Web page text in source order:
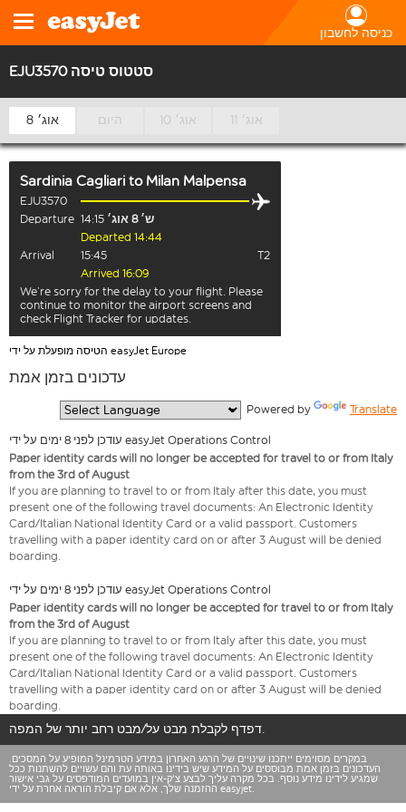
כניסה לחשבון
EJU3570 סטטוס טיסה
8 אוג׳ היום 10 אוג׳ 11 אוג׳
Sardinia Cagliari to Milan Malpensa
EJU3570
Departure 14:15
ש׳ 8 אוג׳
Departed 14:44
Arrival
15:45
T2
Arrived 16:09
We’re sorry for the delay to your flight. Please
continue to monitor the airport screens and
check Flight Tracker for updates.
הטיסה מופעלת על ידי easyJet Europe
עדכונים בזמן אמת
Powered by Translate
עודכן לפני 8 ימים על ידי easyJet Operations Control
Paper identity cards will no longer be accepted for travel to or from Italy
from the 3rd of August
If you are planning to travel to or from Italy after this date, you must
present one of the following travel documents: An Electronic Identity
Card/Italian National Identity Card or a valid passport. Customers
travelling with a paper identity card on or after 3 August will be denied
boarding.
עודכן לפני 8 ימים על ידי easyJet Operations Control
Paper identity cards will no longer be accepted for travel to or from Italy
from the 3rd of August
If you are planning to travel to or from Italy after this date, you must
present one of the following travel documents: An Electronic Identity
Card/Italian National Identity Card or a valid passport. Customers
travelling with a paper identity card on or after 3 August will be denied
boarding.
דפדף לקבלת מבט על/מבט רחב יותר של המפה.
במקרים מסוימים ייתכנו שינויים של הרגע האחרון במידע הטרמינל המופיע על המסכים.
העדכונים בזמן אמת מבוססים על המידע שיש בידינו באותה עת והם עשויים להשתנות ככל
שמגיע לידינו מידע נוסף. בכל מקרה עליך לבצע צ'ק-אין במועדים המודפסים על גבי אישור
ההזמנה שלך, אלא אם קיבלת הוראה אחרת על ידי easyjet.